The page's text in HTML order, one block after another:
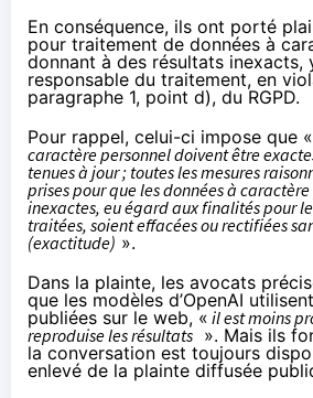
En conséquence, ils ont porté
pour traitement de données à
donnant à des résultats inexacts,
responsable du traitement, en
paragraphe 1, point d), du RGPD.
Pour rappel, celui-ci impose que «
caractère personnel doivent être
tenues à jour ; toutes les mesures
prises pour que les données à
inexactes, eu égard aux finalités pour
traitées, soient effacées ou rectifiées
(exactitude) ».
Dans la plainte, les avocats
que les modèles d’OpenAI
publiées sur le web, « il est moins
reproduise les résultats ». Mais ils
la conversation est toujours
enlevé de la plainte diffusée